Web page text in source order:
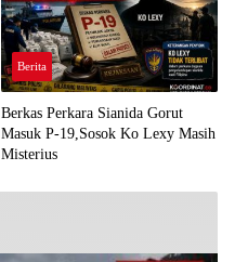
Berita
Berkas Perkara Sianida Gorut
Masuk P-19,Sosok Ko Lexy Masih
Misterius